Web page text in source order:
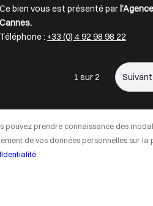
Ce bien vous est présenté par
Cannes.
Téléphone : +33 (0) 4 92 98 98 22
1 sur 2 Suivant
pouvez prendre connaissance des
de vos données personnelles sur la
.